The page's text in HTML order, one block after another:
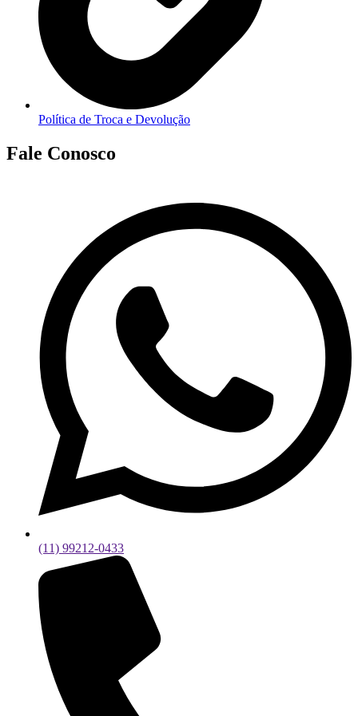
Política de Troca e Devolução
Fale Conosco
(11) 99212-0433